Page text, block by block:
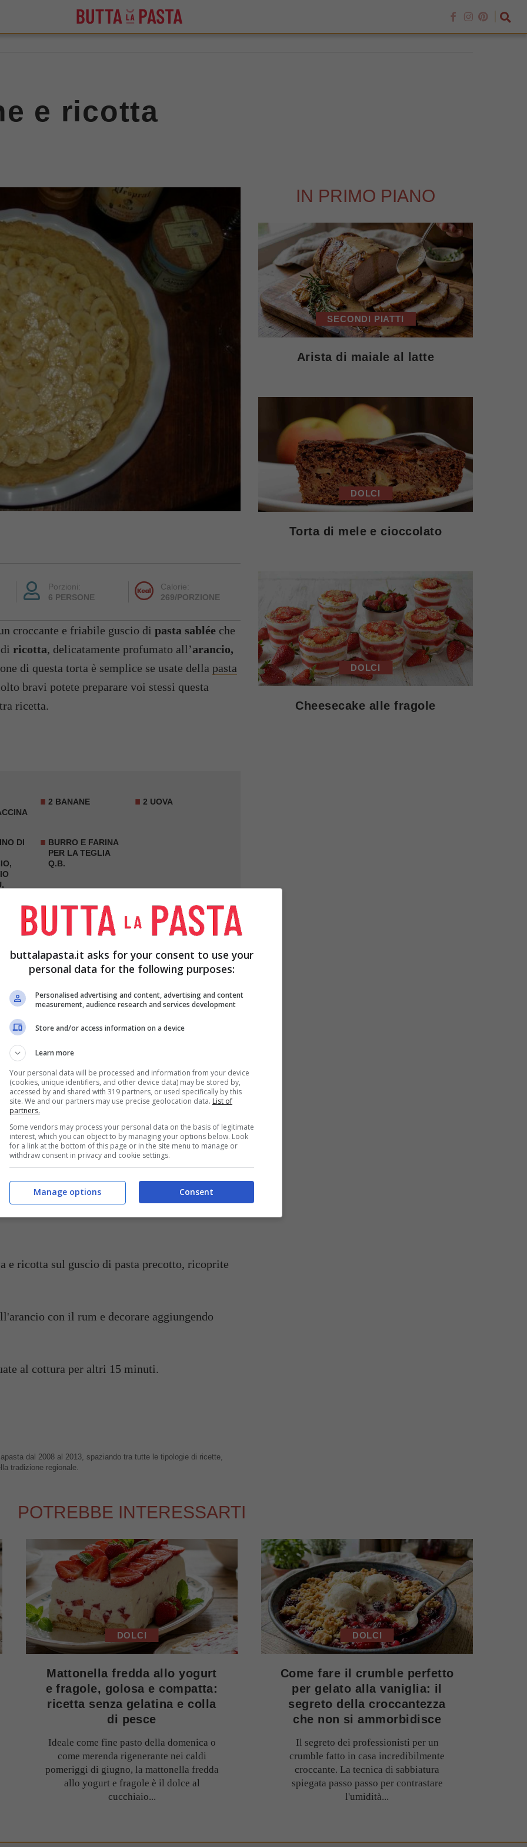
e ricotta
Porzioni:
6 PERSONE
Calorie:
269/PORZIONE
croccante e friabile guscio di pasta sablée che
ricotta, delicatamente profumato all’arancio,
di questa torta è semplice se usate della pasta
bravi potete preparare voi stessi questa
ricetta.
2 BANANE 2 UOVA
DI
BURRO E FARINA
PER LA TEGLIA
Q.B.
teglia imburrata e infarinata, bucherellatela
nel forno per circa 15 minuti.
dai tuorli delle uova, e montate gli albumi
a velo, poi unitevi la ricotta e illiquore
con delicatezza dall’alto al basso unitevi
e ricotta sul guscio di pasta precotto, ricoprite
con il rum e decorare aggiungendo
al cottura per altri 15 minuti.
dal 2008 al 2013, spaziando tra tutte le tipologie di ricette,
tradizione regionale.
IN PRIMO PIANO
SECONDI PIATTI
Arista di maiale al latte
DOLCI
Torta di mele e cioccolato
DOLCI
Cheesecake alle fragole
POTREBBE INTERESSARTI
DOLCI
Mattonella fredda allo yogurt
e fragole, golosa e compatta:
ricetta senza gelatina e colla
di pesce
Ideale come fine pasto della domenica o
come merenda rigenerante nei caldi
pomeriggi di giugno, la mattonella fredda
allo yogurt e fragole è il dolce al
cucchiaio...
DOLCI
Come fare il crumble perfetto
per gelato alla vaniglia: il
segreto della croccantezza
che non si ammorbidisce
Il segreto dei professionisti per un
crumble fatto in casa incredibilmente
croccante. La tecnica di sabbiatura
spiegata passo passo per contrastare
l'umidità...
buttalapasta.it asks for your consent to use your
personal data for the following purposes:
Personalised advertising and content, advertising and content
measurement, audience research and services development
Store and/or access information on a device
Learn more
Your personal data will be processed and information from your device
(cookies, unique identifiers, and other device data) may be stored by,
accessed by and shared with 319 partners, or used specifically by this
site. We and our partners may use precise geolocation data. List of
partners.
Some vendors may process your personal data on the basis of legitimate
interest, which you can object to by managing your options below. Look
for a link at the bottom of this page or in the site menu to manage or
withdraw consent in privacy and cookie settings.
Consent
Manage options